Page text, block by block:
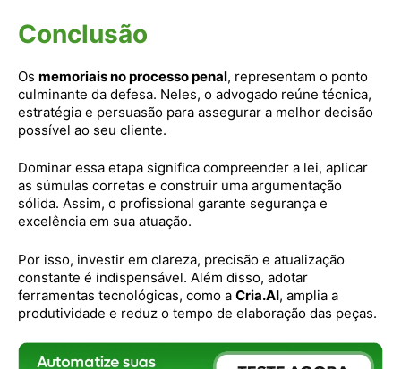
Conclusão
Os memoriais no processo penal, representam o ponto
culminante da defesa. Neles, o advogado reúne técnica,
estratégia e persuasão para assegurar a melhor decisão
possível ao seu cliente.
Dominar essa etapa significa compreender a lei, aplicar
as súmulas corretas e construir uma argumentação
sólida. Assim, o profissional garante segurança e
excelência em sua atuação.
Por isso, investir em clareza, precisão e atualização
constante é indispensável. Além disso, adotar
ferramentas tecnológicas, como a Cria.AI, amplia a
produtividade e reduz o tempo de elaboração das peças.